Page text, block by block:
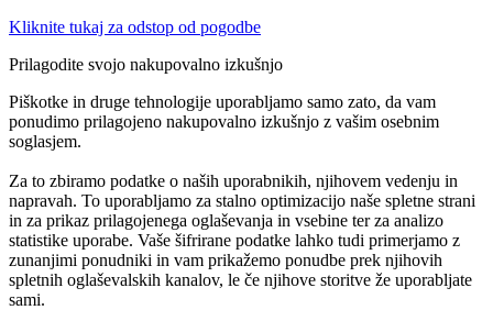
Kliknite tukaj za odstop od pogodbe
Prilagodite svojo nakupovalno izkušnjo
Piškotke in druge tehnologije uporabljamo samo zato, da vam
ponudimo prilagojeno nakupovalno izkušnjo z vašim osebnim
soglasjem.
Za to zbiramo podatke o naših uporabnikih, njihovem vedenju in
napravah. To uporabljamo za stalno optimizacijo naše spletne strani
in za prikaz prilagojenega oglaševanja in vsebine ter za analizo
statistike uporabe. Vaše šifrirane podatke lahko tudi primerjamo z
zunanjimi ponudniki in vam prikažemo ponudbe prek njihovih
spletnih oglaševalskih kanalov, le če njihove storitve že uporabljate
sami.